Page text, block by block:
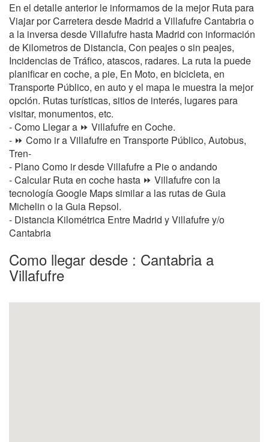
En el detalle anterior le informamos de la mejor Ruta para
Viajar por Carretera desde Madrid a Villafufre Cantabria o
a la inversa desde Villafufre hasta Madrid con información
de Kilometros de Distancia, Con peajes o sin peajes,
Incidencias de Tráfico, atascos, radares. La ruta la puede
planificar en coche, a pie, En Moto, en bicicleta, en
Transporte Público, en auto y el mapa le muestra la mejor
opción. Rutas turísticas, sitios de interés, lugares para
visitar, monumentos, etc.
- Como Llegar a ⏩ Villafufre en Coche.
- ⏩ Como ir a Villafufre en Transporte Público, Autobus,
Tren-
- Plano Como ir desde Villafufre a Pie o andando
- Calcular Ruta en coche hasta ⏩ Villafufre con la
tecnología Google Maps similar a las rutas de Guia
Michelin o la Guia Repsol.
- Distancia Kilométrica Entre Madrid y Villafufre y/o
Cantabria
Como llegar desde : Cantabria a
Villafufre